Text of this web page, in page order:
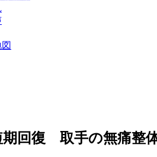
期回復 取手の無痛整